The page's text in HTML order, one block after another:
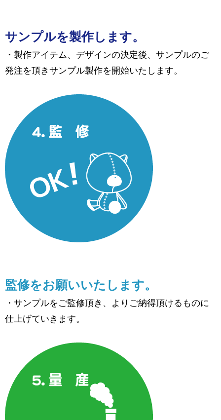
サンプルを製作します。
・製作アイテム、デザインの決定後、サンプルのご
発注を頂きサンプル製作を開始いたします。
監修をお願いいたします。
・サンプルをご監修頂き、よりご納得頂けるものに
仕上げていきます。